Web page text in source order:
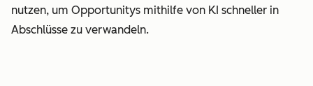
nutzen, um Opportunitys mithilfe von KI schneller in
Abschlüsse zu verwandeln.